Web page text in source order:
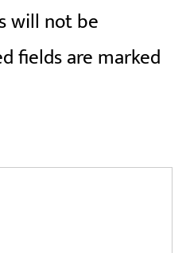
will not be
fields are marked